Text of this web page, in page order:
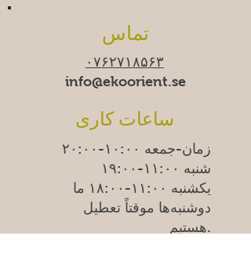
تماس
۰۷۶۲۷۱۸۵۶۳
info@ekoorient.se​​
ساعات کاری
زمان-جمعه ۱۰:۰۰-۲۰:۰۰
شنبه ۱۱:۰۰-۱۹:۰۰
یکشنبه ۱۱:۰۰-۱۸:۰۰
ما
دوشنبه‌ها موقتاً تعطیل
هستیم.